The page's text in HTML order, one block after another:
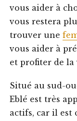
vous aider à
vous restera
trouver une
vous aider à
et profiter de la
Situé au sud-
Eblé est très
actifs, car il est